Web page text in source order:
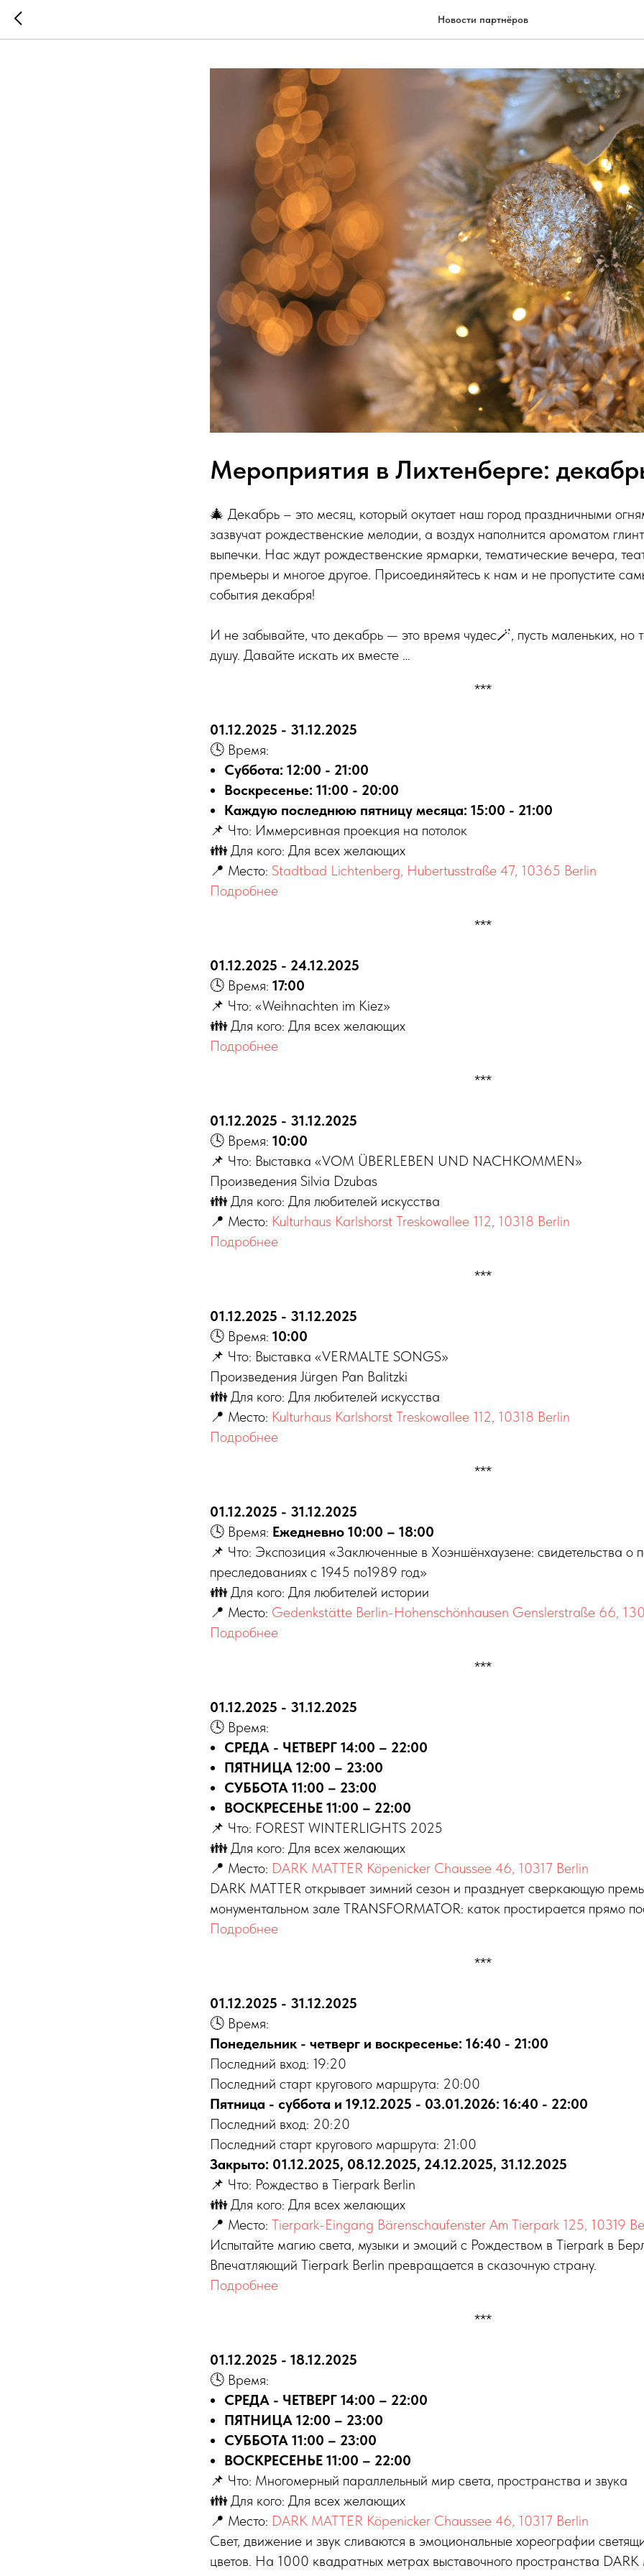
Новости партнёров
Мероприятия в Лихтенберге:
🎄 Декабрь – это месяц, который окутает наш город праздничными
зазвучат рождественские мелодии, а воздух наполнится ароматом
выпечки. Нас ждут рождественские ярмарки, тематические вечера,
премьеры и многое другое. Присоединяйтесь к нам и не пропустите
события декабря!
И не забывайте, что декабрь — это время чудес🪄, пусть маленьких, но
душу. Давайте искать их вместе …
***
01.12.2025 - 31.12.2025
🕓 Время:
Суббота: 12:00 - 21:00
Воскресенье: 11:00 - 20:00
Каждую последнюю пятницу месяца: 15:00 - 21:00
📌 Что: Иммерсивная проекция на потолок
👪 Для кого: Для всех желающих
📍 Место: Stadtbad Lichtenberg, Hubertusstraße 47, 10365 Berlin
Подробнее
***
01.12.2025 - 24.12.2025
🕓 Время: 17:00
📌 Что: «Weihnachten im Kiez»
👪 Для кого: Для всех желающих
Подробнее
***
01.12.2025 - 31.12.2025
🕓 Время: 10:00
📌 Что: Выставка «VOM ÜBERLEBEN UND NACHKOMMEN»
Произведения Silvia Dzubas
👪 Для кого: Для любителей искусства
📍 Место: Kulturhaus Karlshorst Treskowallee 112, 10318 Berlin
Подробнее
***
01.12.2025 - 31.12.2025
🕓 Время: 10:00
📌 Что: Выставка «VERMALTE SONGS»
Произведения Jürgen Pan Balitzki
👪 Для кого: Для любителей искусства
📍 Место: Kulturhaus Karlshorst Treskowallee 112, 10318 Berlin
Подробнее
***
01.12.2025 - 31.12.2025
🕓 Время: Ежедневно 10:00 – 18:00
📌 Что: Экспозиция «Заключенные в Хоэншёнхаузене: свидетельства о
преследованиях с 1945 по1989 год»
👪 Для кого: Для любителей истории
📍 Место: Gedenkstätte Berlin-Hohenschönhausen Genslerstraße 66,
Подробнее
***
01.12.2025 - 31.12.2025
🕓 Время:
СРЕДА - ЧЕТВЕРГ 14:00 – 22:00
ПЯТНИЦА 12:00 – 23:00
СУББОТА 11:00 – 23:00
ВОСКРЕСЕНЬЕ 11:00 – 22:00
📌 Что: FOREST WINTERLIGHTS 2025
👪 Для кого: Для всех желающих
📍 Место: DARK MATTER Köpenicker Chaussee 46, 10317 Berlin
DARK MATTER открывает зимний сезон и празднует сверкающую
монументальном зале TRANSFORMATOR: каток простирается прямо
Подробнее
***
01.12.2025 - 31.12.2025
🕓 Время:
Понедельник - четверг и воскресенье: 16:40 - 21:00
Последний вход: 19:20
Последний старт кругового маршрута: 20:00
Пятница - суббота и 19.12.2025 - 03.01.2026: 16:40 - 22:00
Последний вход: 20:20
Последний старт кругового маршрута: 21:00
Закрыто: 01.12.2025, 08.12.2025, 24.12.2025, 31.12.2025
📌 Что: Рождество в Tierpark Berlin
👪 Для кого: Для всех желающих
📍 Место: Tierpark-Eingang Bärenschaufenster Am Tierpark 125, 10319
Испытайте магию света, музыки и эмоций с Рождеством в Tierpark в
Впечатляющий Tierpark Berlin превращается в сказочную страну.
Подробнее
***
01.12.2025 - 18.12.2025
🕓 Время:
СРЕДА - ЧЕТВЕРГ 14:00 – 22:00
ПЯТНИЦА 12:00 – 23:00
СУББОТА 11:00 – 23:00
ВОСКРЕСЕНЬЕ 11:00 – 22:00
📌 Что: Многомерный параллельный мир света, пространства и звука
👪 Для кого: Для всех желающих
📍 Место: DARK MATTER Köpenicker Chaussee 46, 10317 Berlin
Свет, движение и звук сливаются в эмоциональные хореографии
цветов. На 1000 квадратных метрах выставочного пространства DARK